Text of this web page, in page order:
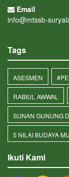
Email
info@mtssb-
Tags
ASESMEN
RABIUL AWWAL
SUNAN GUNUNG
5 NILAI BUDAYA
Ikuti Kami